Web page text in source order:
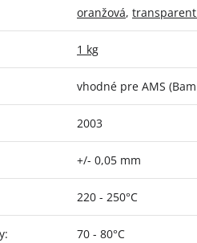
oranžová,
1 kg
vhodné pre AMS
2003
+/- 0,05 mm
220 - 250°C
: 70 - 80°C